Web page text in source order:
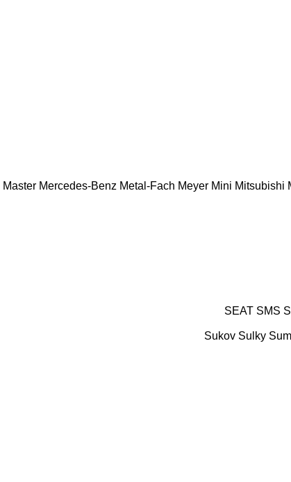
Master Mercedes-Benz Metal-Fach Meyer Mini Mitsubishi
SEAT SMS
Sukov Sulky